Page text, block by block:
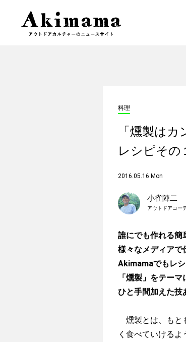
料理
「燻製は
レシピその
2016.05.16 Mon
小雀陣二
アウトドアコー
誰にでも作れる簡
様々なメディアで
Akimamaでもレシ
「燻製」をテー
ひと手間加えた技
燻製とは、もと
く食べていけるよ